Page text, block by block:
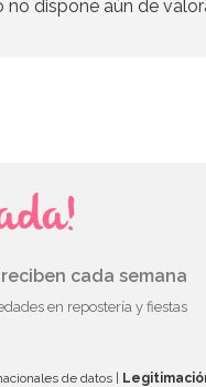
no dispone aún de
cada semana
en repostería y fiestas
de datos |